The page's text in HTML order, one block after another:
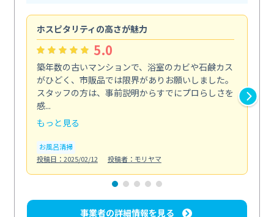
ホスピタリティの高さが魅力
5.0
築年数の古いマンションで、浴室のカビや石鹸カス
がひどく、市販品では限界がありお願いしました。
スタッフの方は、事前説明からすでにプロらしさを
感...
もっと見る
お風呂清掃
投稿日：2025/02/12
投稿者：モリヤマ
事業者の詳細情報を見る